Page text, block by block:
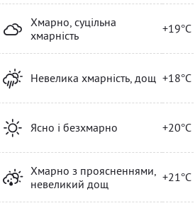
Хмарно, суцільна
хмарність
+19°C
Невелика хмарність, дощ +18°C
Ясно і безхмарно +20°C
Хмарно з проясненнями,
невеликий дощ
+21°C